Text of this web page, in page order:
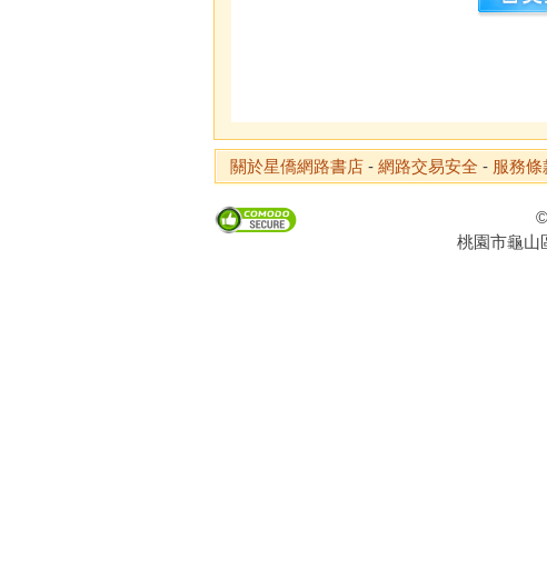
關於星僑網路書店 - 網路交易安全 - 服務條
桃園市龜山